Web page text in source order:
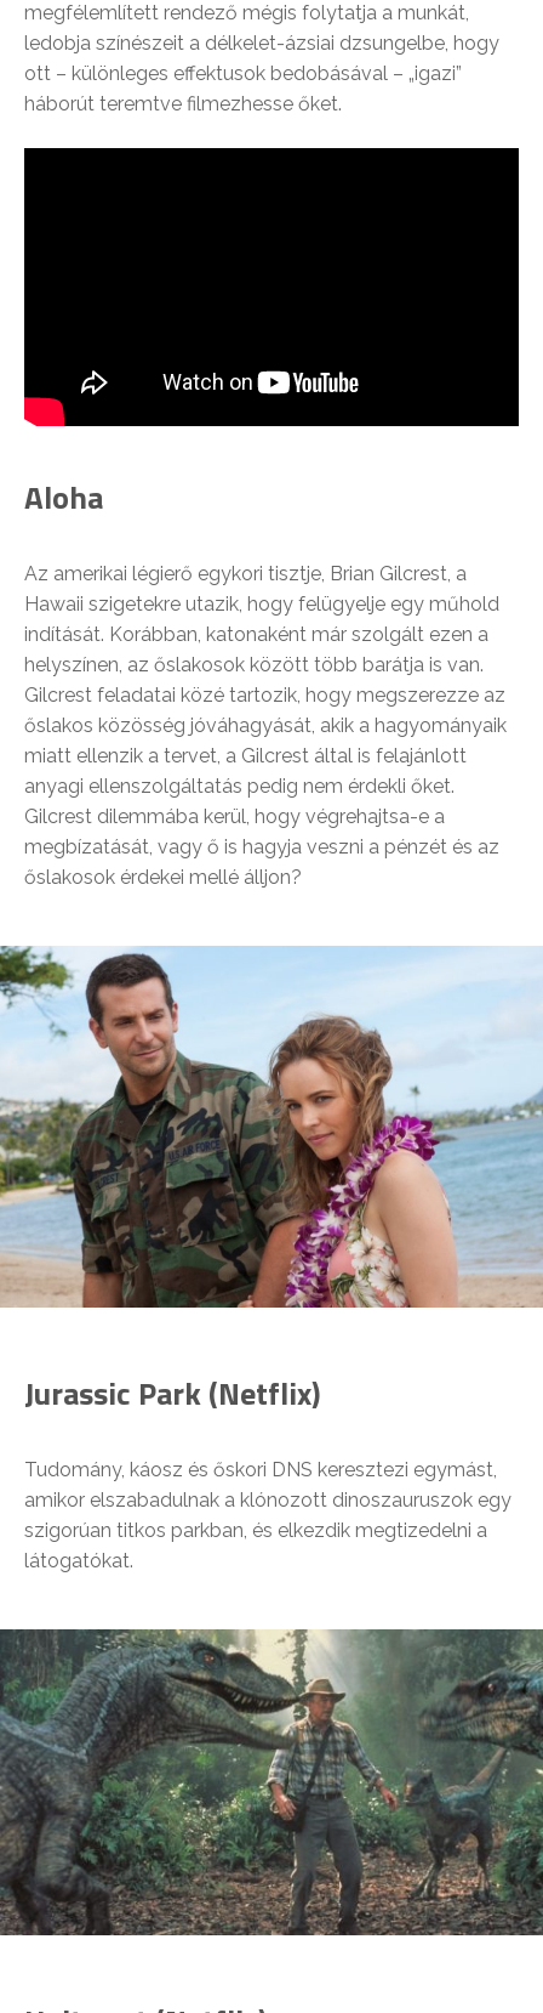
megfélemlített rendező mégis folytatja a munkát,
ledobja színészeit a délkelet-ázsiai dzsungelbe, hogy
ott – különleges effektusok bedobásával – „igazi”
háborút teremtve filmezhesse őket.
Aloha
Az amerikai légierő egykori tisztje, Brian Gilcrest, a
Hawaii szigetekre utazik, hogy felügyelje egy műhold
indítását. Korábban, katonaként már szolgált ezen a
helyszínen, az őslakosok között több barátja is van.
Gilcrest feladatai közé tartozik, hogy megszerezze az
őslakos közösség jóváhagyását, akik a hagyományaik
miatt ellenzik a tervet, a Gilcrest által is felajánlott
anyagi ellenszolgáltatás pedig nem érdekli őket.
Gilcrest dilemmába kerül, hogy végrehajtsa-e a
megbízatását, vagy ő is hagyja veszni a pénzét és az
őslakosok érdekei mellé álljon?
Jurassic Park (Netflix)
Tudomány, káosz és őskori DNS keresztezi egymást,
amikor elszabadulnak a klónozott dinoszauruszok egy
szigorúan titkos parkban, és elkezdik megtizedelni a
látogatókat.